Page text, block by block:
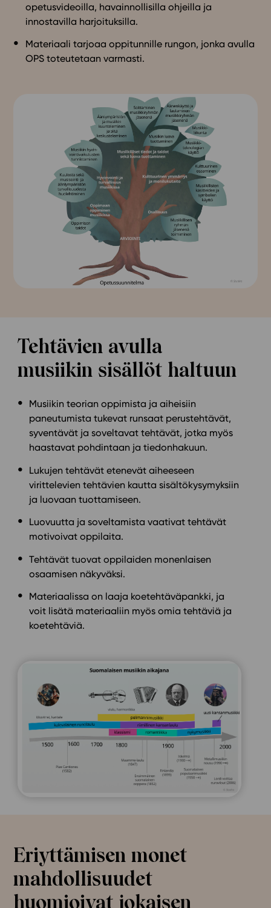
Eettiset periaatteet tekoälyn käyttöön
Ota yhteyttä
opetusvideoilla, havainnollisilla ohjeilla ja
innostavilla harjoituksilla.
Materiaali tarjoaa oppitunnille rungon, jonka avulla
OPS toteutetaan varmasti.
Tehtävien avulla
musiikin sisällöt haltuun
Musiikin teorian oppimista ja aiheisiin
paneutumista tukevat runsaat perustehtävät,
syventävät ja soveltavat tehtävät, jotka myös
haastavat pohdintaan ja tiedonhakuun.
Lukujen tehtävät etenevät aiheeseen
virittelevien tehtävien kautta sisältökysymyksiin
ja luovaan tuottamiseen.
Luovuutta ja soveltamista vaativat tehtävät
motivoivat oppilaita.
Tehtävät tuovat oppilaiden monenlaisen
osaamisen näkyväksi.
Materiaalissa on laaja koetehtäväpankki, ja
voit lisätä materiaaliin myös omia tehtäviä ja
koetehtäviä.
Eriyttämisen monet
mahdollisuudet
huomioivat jokaisen